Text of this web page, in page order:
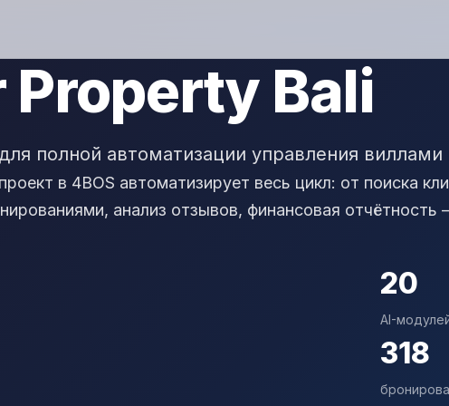
Property Bali
полной автоматизации управления виллами
в 4BOS автоматизирует весь цикл: от поиска
анализ отзывов, финансовая отчётность
20
AI-
318